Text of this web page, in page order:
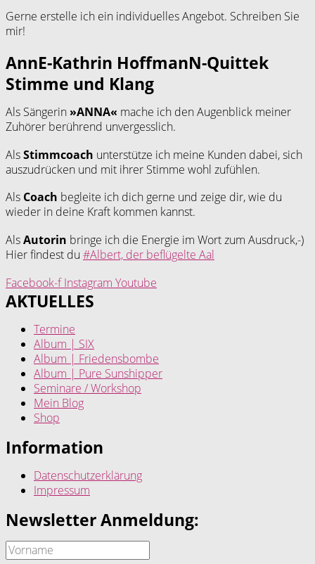
Gerne erstelle ich ein individuelles Angebot. Schreiben Sie
mir!
AnnE-Kathrin HoffmanN-Quittek
Stimme und Klang
Als Sängerin »ANNA« mache ich den Augenblick meiner
Zuhörer berührend unvergesslich.
AlsStimmcoach unterstütze ich meine Kunden dabei, sich
auszudrücken und mit ihrer Stimme wohl zufühlen.
Als Coach begleite ich dich gerne und zeige dir, wie du
wieder in deine Kraft kommen kannst.
AlsAutorin bringe ich die Energie im Wort zum Ausdruck,-)
Hier findest du #Albert, der beflügelte Aal
Facebook-f Instagram Youtube
AKTUELLES
Termine
Album | SIX
Album | Friedensbombe
Album | Pure Sunshipper
Seminare / Workshop
Mein Blog
Shop
Information
Datenschutzerklärung
Impressum
Newsletter Anmeldung: